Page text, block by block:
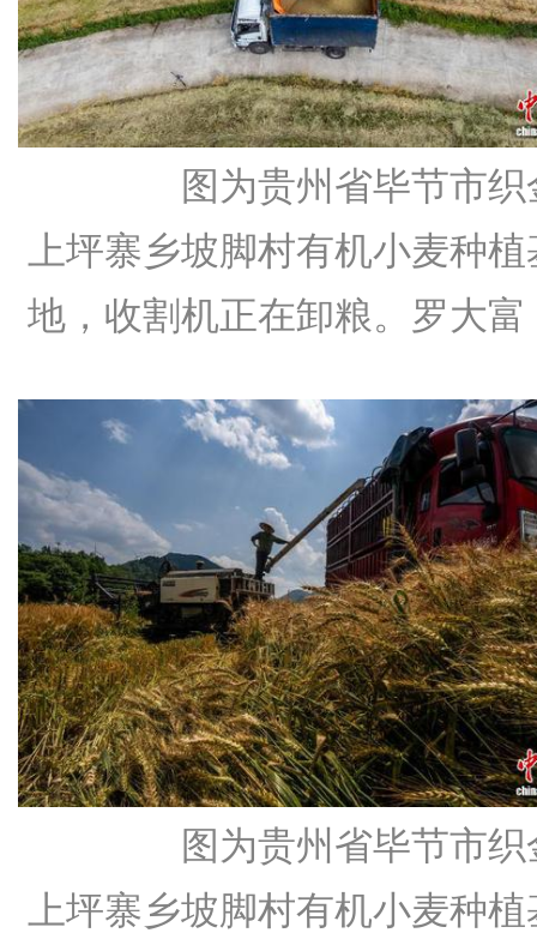
图为贵州省毕节市织
上坪寨乡坡脚村有机小麦种植
地，收割机正在卸粮。罗大富
图为贵州省毕节市织
上坪寨乡坡脚村有机小麦种植